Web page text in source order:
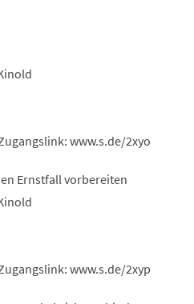
www.s.de/2xyo
Ernstfall vorbereiten
www.s.de/2xyp